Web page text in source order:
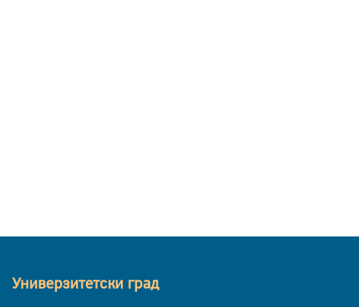
Универзитетски град